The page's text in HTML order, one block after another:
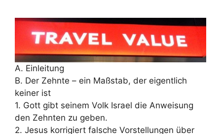
A. Einleitung
B. Der Zehnte – ein Maßstab, der eigentlich
keiner ist
1. Gott gibt seinem Volk Israel die Anweisung
den Zehnten zu geben.
2. Jesus korrigiert falsche Vorstellungen über